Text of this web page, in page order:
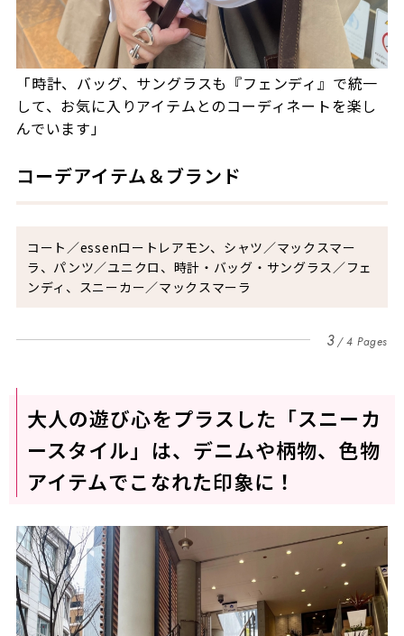
「時計、バッグ、サングラスも『フェンディ』で統一
して、お気に入りアイテムとのコーディネートを楽し
んでいます」
コーデアイテム＆ブランド
コート／essenロートレアモン、シャツ／マックスマー
ラ、パンツ／ユニクロ、時計・バッグ・サングラス／フェ
ンディ、スニーカー／マックスマーラ
3 4 Pages
大人の遊び心をプラスした「スニーカ
ースタイル」は、デニムや柄物、色物
アイテムでこなれた印象に！